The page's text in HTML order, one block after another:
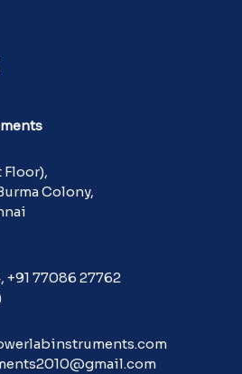
Floor),
Colony,
, +91 77086 27762